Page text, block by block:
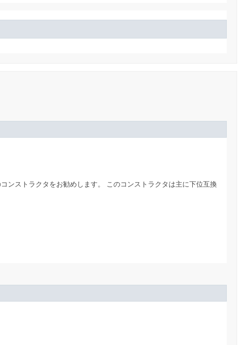
ンストラクタをお勧めします。
このコンストラクタは主に下位互換